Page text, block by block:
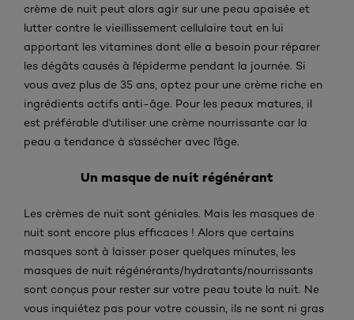
crème de nuit peut alors agir sur une peau apaisée et
lutter contre le vieillissement cellulaire tout en lui
apportant les vitamines dont elle a besoin pour réparer
les dégâts causés à l'épiderme pendant la journée. Si
vous avez plus de 35 ans, optez pour une crème riche en
ingrédients actifs anti-âge. Pour les peaux matures, il
est préférable d'utiliser une crème nourrissante car la
peau a tendance à s'assécher avec l'âge.
Un masque de nuit régénérant
Les crèmes de nuit sont géniales. Mais les masques de
nuit sont encore plus efficaces ! Alors que certains
masques sont à laisser poser quelques minutes, les
masques de nuit régénérants/hydratants/nourrissants
sont conçus pour rester sur votre peau toute la nuit. Ne
vous inquiétez pas pour votre coussin, ils ne sont ni gras